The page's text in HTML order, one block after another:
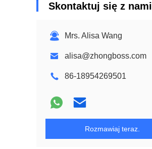
Skontaktuj się z nami
Mrs. Alisa Wang
alisa@zhongboss.com
86-18954269501
Rozmawiaj teraz.